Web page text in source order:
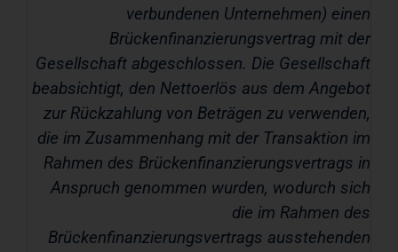
verbundenen Unternehmen) einen
Brückenfinanzierungsvertrag mit der
Gesellschaft abgeschlossen. Die Gesellschaft
beabsichtigt, den Nettoerlös aus dem Angebot
zur Rückzahlung von Beträgen zu verwenden,
die im Zusammenhang mit der Transaktion im
Rahmen des Brückenfinanzierungsvertrags in
Anspruch genommen wurden, wodurch sich
die im Rahmen des
Brückenfinanzierungsvertrags ausstehenden